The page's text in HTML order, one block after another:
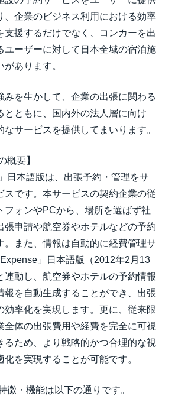
、企業のビジネス利用における効率
支援するだけでなく、コンカーを出
ユーザーに対して日本全域の宿泊施
あります。
みを生かして、企業の出張に関わる
とともに、国内外の法人層に向け
サービスを提供してまいります。
概要】
日本語版は、出張予約・管理をサ
スです。本サービスの契約企業の従
フォンやPCから、場所を選ばず社
張申請や航空券やホテルなどの予約
。また、情報は自動的に経費管理サ
」日本語版（2012年2月13
連動し、航空券やホテルの予約情報
報を自動生成することができ、出張
効率化を実現します。更に、従来限
全体の出張費用や経費を完全に可視
るため、より戦略的かつ合理的な視
化を実現することが可能です。
徴・機能は以下の通りです。